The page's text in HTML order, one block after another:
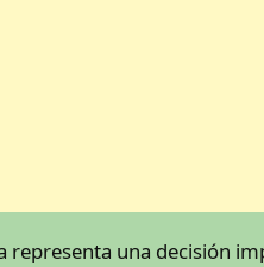
representa una decisión